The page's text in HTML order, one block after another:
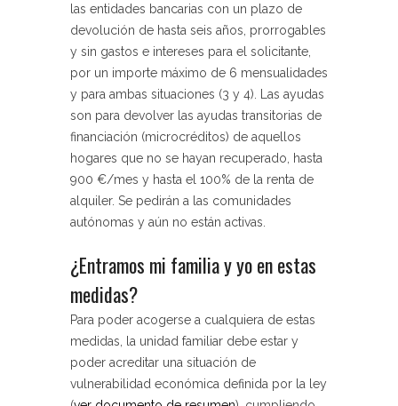
las entidades bancarias con un plazo de
devolución de hasta seis años, prorrogables
y sin gastos e intereses para el solicitante,
por un importe máximo de 6 mensualidades
y para ambas situaciones (3 y 4). Las ayudas
son para devolver las ayudas transitorias de
financiación (microcréditos) de aquellos
hogares que no se hayan recuperado, hasta
900 €/mes y hasta el 100% de la renta de
alquiler. Se pedirán a las comunidades
autónomas y aún no están activas.
¿Entramos mi familia y yo en estas
medidas?
Para poder acogerse a cualquiera de estas
medidas, la unidad familiar debe estar y
poder acreditar una situación de
vulnerabilidad económica definida por la ley